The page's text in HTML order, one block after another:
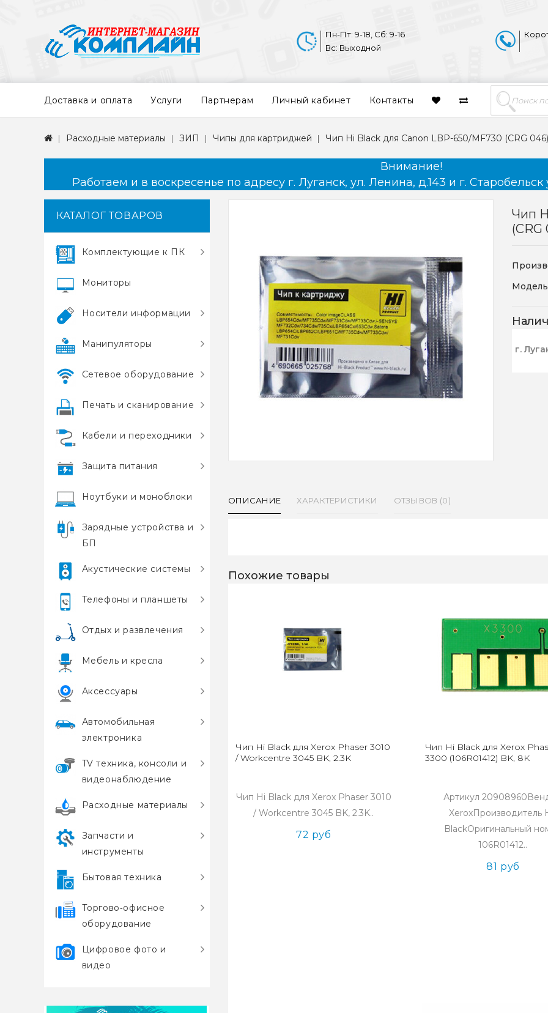
Пн-Пт: 9-18, Сб: 9-16
Вс: Выходной
Доставка и оплата Услуги Партнерам Личный кабинет Контакты
Расходные материалы ЗИП Чипы для картриджей Чип Hi Black для Canon LBP-650/MF730 (CRG
Внимание!
Работаем и в воскресенье по адресу г. Луганск, ул. Ленина, д.143 и г.
КАТАЛОГ ТОВАРОВ
Комплектующие к ПК
Мониторы
Носители информации
Манипуляторы
Сетевое оборудование
Печать и сканирование
Кабели и переходники
Защита питания
Ноутбуки и моноблоки
Зарядные устройства и
БП
Акустические системы
Телефоны и планшеты
Отдых и развлечения
Мебель и кресла
Аксессуары
Автомобильная
электроника
TV техника, консоли и
видеонаблюдение
Расходные материалы
Запчасти и
инструменты
Бытовая техника
Торгово‑офисное
оборудование
Цифровое фото и
видео
Чип
(CRG
г.
ОПИСАНИЕ ХАРАКТЕРИСТИКИ ОТЗЫВОВ (0)
Похожие товары
Чип Hi Black для Xerox Phaser 3010
/ Workcentre 3045 BK, 2.3K
Чип Hi Black для Xerox Phaser 3010
/ Workcentre 3045 BK, 2.3K..
72 руб
Чип Hi Black для Xerox
3300 (106R01412) BK, 8K
Артикул
XeroxПроизводитель
BlackОригинальный
106R01412..
81 руб